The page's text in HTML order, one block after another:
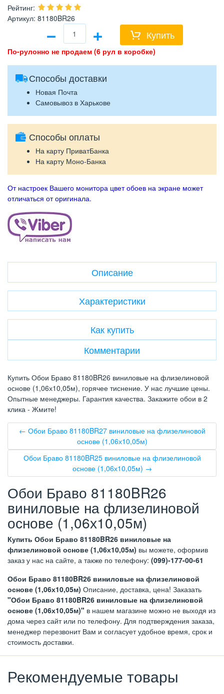
Рейтинг:
Артикул: 81180BR26
− + Купить
По-рулонно не продаем (6 рул в коробке)
Способы доставки
Новая Почта
Самовывоз в Харькове
Способы оплаты
На карту ПриватБанка
На карту Моно-Банка
От настроек Вашего монитора цвет обоев на экране может
отличаться от оригинала.
Описание
Характеристики
Как купить
Комментарии
Купить Обои Браво 81180BR26 виниловые на флизелиновой
основе (1,06х10,05м), горячее тиснение. У нас лучшие цены.
Опытные менеджеры. Гарантия качества. Закажите обои в 2
клика - Жмите!
← Обои Браво 81180BR27 виниловые на флизелиновой
основе (1,06х10,05м)
Обои Браво 81180BR25 виниловые на флизелиновой
основе (1,06х10,05м) →
Обои Браво 81180BR26
виниловые на флизелиновой
основе (1,06х10,05м)
Купить Обои Браво 81180BR26 виниловые на
флизелиновой основе (1,06х10,05м) вы можете, оформив
заказ у нас на сайте, а также по телефону: (099)-177-00-61
Обои Браво 81180BR26 виниловые на флизелиновой
основе (1,06х10,05м) Описание, доставка, цена! Заказать
"Обои Браво 81180BR26 виниловые на флизелиновой
основе (1,06х10,05м)" в нашем магазине можно не выходя из
дома через сайт или по телефону. Для подтверждения заказа,
менеджер перезвонит Вам и согласует удобное время, срок и
стоимость доставки.
Рекомендуемые товары